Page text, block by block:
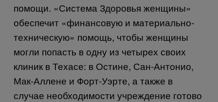
помощи. «Система Здоровья женщины»
обеспечит «финансовую и материально-
техническую» помощь, чтобы женщины
могли попасть в одну из четырех своих
клиник в Техасе: в Остине, Сан-Антонио,
Мак-Аллене и Форт-Уэрте, а также в
случае необходимости учреждение готово